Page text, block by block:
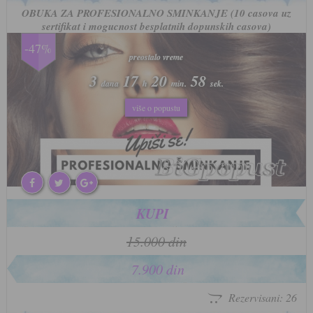
OBUKA ZA PROFESIONALNO SMINKANJE (10 casova uz
sertifikat i mogucnost besplatnih dopunskih casova)
-47%
preostalo vreme
3 dana 17h 20min. 55sek.
više o popustu
preostalo vreme
3 dana 17h 20min. 55sek.
više o popustu
KUPI
15.000 din
7.900 din
Rezervisani: 26